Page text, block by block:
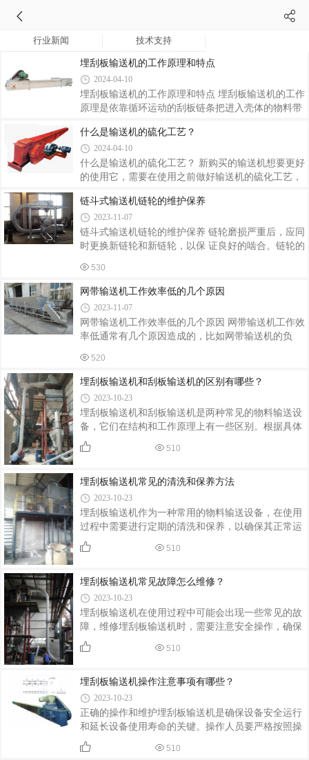
行业新闻 技术支持
埋刮板输送机的工作原理和特点
2024-04-10
埋刮板输送机的工作原理和特点 埋刮板输送机的工作
原理是依靠循环运动的刮板链条把进入壳体的物料带
速。埋刮板输送机具有安装简易、操作简单、输送稳
定、低噪音、率的优点。下面埋刮板输送机厂家-张
家港金大炜的专业人员来跟大家聊一聊埋刮板输送机
的工作原理和特点： 埋刮板输送机由密封壳体、电动
应用在冶金、化工、建材、矿山、煤粉等行业，是散
装粉料与小颗粒物料的主要输送设备之一，具有操作
简单、体积小、输送量大、密封性
什么是输送机的硫化工艺？
2024-04-10
什么是输送机的硫化工艺？ 新购买的输送机想要更好
的使用它，需要在使用之前做好输送机的硫化工艺，
对于输送带以后的使用寿命有着很重要的作用，下面
密封输送机厂家-张家港金大炜的专业人员来跟大家
聊一聊什么是输送机的硫化工艺？ 密封输送机厂
家告诉大家，输送机的硫化工艺三要素是温度、压力
发，材料缩聚、交联等化学反应和物理作用，使粘接
剂变为固体，并具有一定强度的过程，只有硫化充
分，硫化效果才能达到强度要求。 1、皮带
链斗式输送机链轮的维护保养
2023-11-07
链斗式输送机链轮的维护保养 链轮磨损严重后，应同
时更换新链轮和新链轮，以保 证良好的啮合。链轮的
损。 1、链轮的松紧度要适宜，太紧了会增加功率消
耗，轴承容易磨损；太松了链轮容易跳动和脱链。链
轮的松紧程度为：从链轮的中部提起或压下，两链轮
中心距的约为2%－3%。 2、链轮装在轴上应没有摆
动和歪斜。在同一传动组件中两个链轮的端面应位于
同一平面内，链轮中心距在0.5米以下时，可以偏差1
毫米；链轮中心距在0.5米以上的时候，可以偏差2毫
530
网带输送机工作效率低的几个原因
2023-11-07
网带输送机工作效率低的几个原因 网带输送机工作效
率低通常有几个原因造成的，比如网带输送机的负
阶段工业制造行业中用量比较大的一款输送机，有网
带、支架、传动设备等几个部分组成，优势可以自定
义角度，大范围的适应工厂车间环境。 网带输送机的
速度测量影响： 转机速度调配，一般都有我们厂家出
厂设置好，但部分环境中，客户为了提高工作效率，
自己可以自定义设置速度，在调整速度时，我们应该
考虑转弯空间和输送产品的特性几个方面，不要一味
520
埋刮板输送机和刮板输送机的区别有哪些？
2023-10-23
埋刮板输送机和刮板输送机是两种常见的物料输送设
备，它们在结构和工作原理上有一些区别。根据具体
需求和场地条件选择合适的输送设备，能够提高物料
输送的效率和安全性。那么，二者具体区别有哪些
为您整理介绍如下：
510
埋刮板输送机常见的清洗和保养方法
2023-10-23
埋刮板输送机作为一种常用的物料输送设备，在使用
过程中需要进行定期的清洗和保养，以确保其正常运
行和延长使用寿命，同时也能提高设备的工作效率和
运行稳定性，减少故障发生的可能性。在清洗和保养
面，埋刮板输送机厂家--张家港市金大炜输送机械，
将埋刮板输送机常见的清洗和保养方法整理介绍如
下：
510
埋刮板输送机常见故障怎么维修？
2023-10-23
埋刮板输送机在使用过程中可能会出现一些常见的故
障，维修埋刮板输送机时，需要注意安全操作，确保
设备在停机状态下进行维修。在维修过程中，需要使
用合适的工具和设备，遵循相关操作规程。如果遇到
术人员的帮助，以确保设备的正常运行和安全性。埋
刮板输送机常见故
510
埋刮板输送机操作注意事项有哪些？
2023-10-23
正确的操作和维护埋刮板输送机是确保设备安全运行
和延长设备使用寿命的关键。操作人员要严格按照操
作规程和安全要求进行操作，注意安全防护，确保自
身和设备的安全。在操作埋刮板输送机时，需要注意
510